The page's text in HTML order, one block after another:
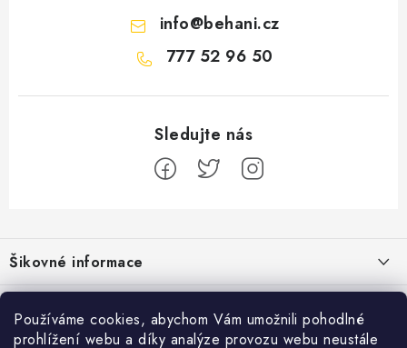
Používáme cookies, abychom Vám umožnili pohodlné
prohlížení webu a díky analýze provozu webu neustále
info@behani.cz
777 52 96 50
á
p
a
Šikovné informace
Ceník dopravy
Moje objednávka
Běžecké zajímavosti
Proč jít běhat právě o víkendu?